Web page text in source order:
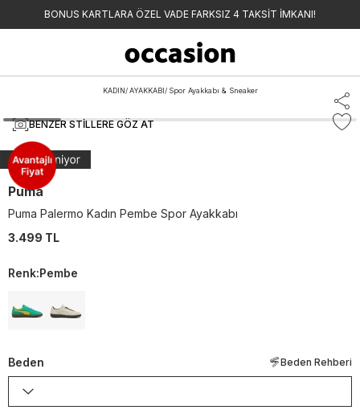
BONUS KARTLARA ÖZEL VADE FARKSIZ 4 TAKSİT İMKANI!
KADIN/ AYAKKABI/ Spor Ayakkabı & Sneaker
BENZER STILLERE GÖZ AT
Puma
Puma Palermo Kadın Pembe Spor Ayakkabı
3.499 TL
Renk:Pembe
Beden Beden Rehberi